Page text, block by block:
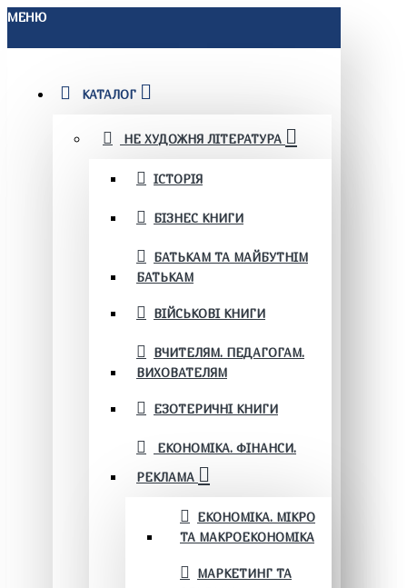
МЕНЮ
КАТАЛОГ
НЕ ХУДОЖНЯ ЛІТЕРАТУРА
ІСТОРІЯ
БІЗНЕС КНИГИ
БАТЬКАМ ТА МАЙБУТНІМ
БАТЬКАМ
ВІЙСЬКОВІ КНИГИ
ВЧИТЕЛЯМ. ПЕДАГОГАМ.
ВИХОВАТЕЛЯМ
ЕЗОТЕРИЧНІ КНИГИ
ЕКОНОМІКА. ФІНАНСИ.
РЕКЛАМА
ЕКОНОМІКА. МІКРО
ТА МАКРОЕКОНОМІКА
МАРКЕТИНГ ТА